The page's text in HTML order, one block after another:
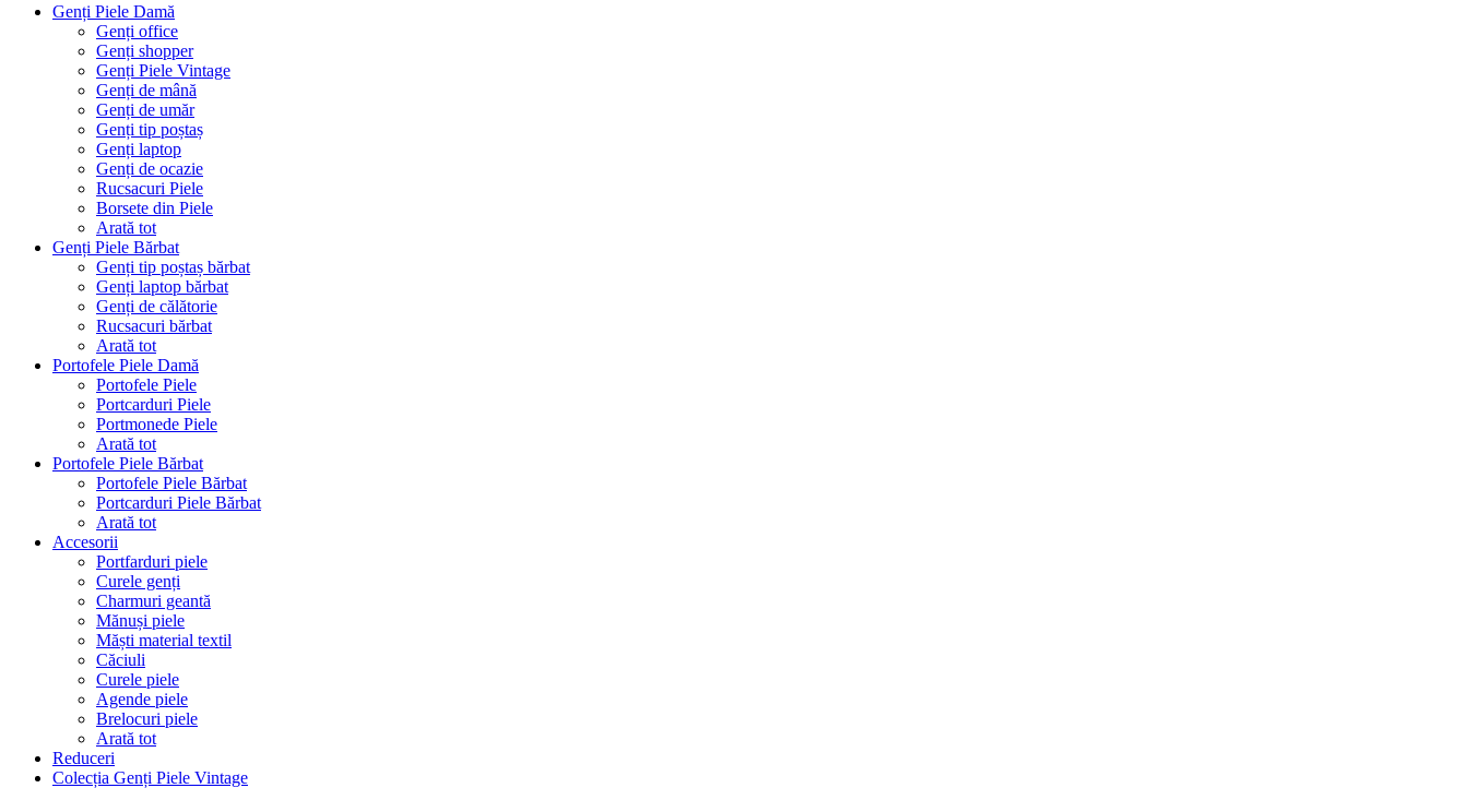
Genți Piele Damă
Genți office
Genți shopper
Genți Piele Vintage
Genți de mână
Genți de umăr
Genți tip poștaș
Genți laptop
Genți de ocazie
Rucsacuri Piele
Borsete din Piele
Arată tot
Genți Piele Bărbat
Genți tip poștaș bărbat
Genți laptop bărbat
Genți de călătorie
Rucsacuri bărbat
Arată tot
Portofele Piele Damă
Portofele Piele
Portcarduri Piele
Portmonede Piele
Arată tot
Portofele Piele Bărbat
Portofele Piele Bărbat
Portcarduri Piele Bărbat
Arată tot
Accesorii
Portfarduri piele
Curele genți
Charmuri geantă
Mănuși piele
Măști material textil
Căciuli
Curele piele
Agende piele
Brelocuri piele
Arată tot
Reduceri
Colecția Genți Piele Vintage